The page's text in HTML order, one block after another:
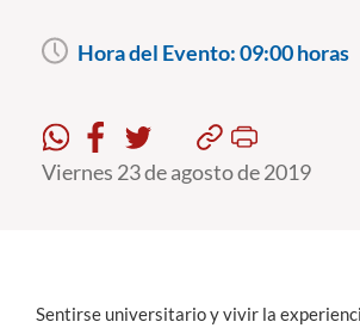
Pregrado
Hora del Evento:09:00 horas
Viernes 23 de agosto de 2019
Sentirse universitario y vivir la